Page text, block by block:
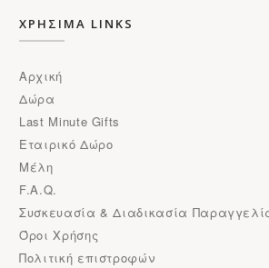
ΧΡΗΣΙΜΑ LINKS
Αρχική
Δώρα
Last Minute Gifts
Εταιρικό Δώρο
Μέλη
F.A.Q.
Συσκευασία & Διαδικασία
Όροι Χρήσης
Πολιτική επιστροφών